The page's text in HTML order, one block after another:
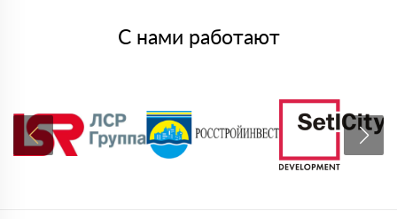
С нами работают